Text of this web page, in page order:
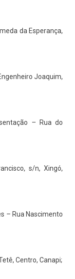
da Esperança,
Joaquim,
– Rua do
s/n, Xingó,
– Rua Nascimento
Centro, Canapi;